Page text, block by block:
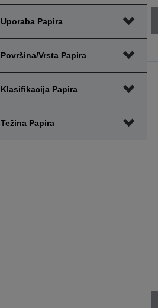
Uporaba Papira
Površina/vrsta Papira
Klasifikacija Papira
Težina Papira